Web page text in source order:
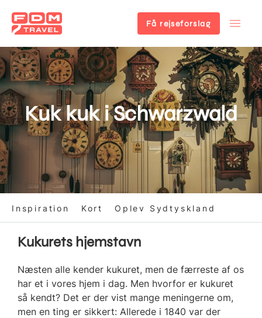
Gå
til
hovedindhold
Få rejseforslag
Kuk kuk i Schwarzwald
Inspiration Kort Oplev Sydtyskland
Kukurets hjemstavn
Næsten alle kender kukuret, men de færreste af os
har et i vores hjem i dag. Men hvorfor er kukuret
så kendt? Det er der vist mange meningerne om,
men en ting er sikkert: Allerede i 1840 var der